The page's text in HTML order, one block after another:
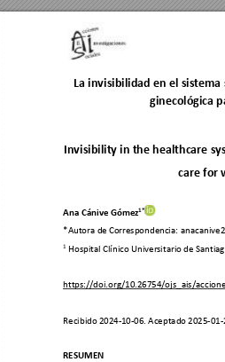
La invisibilidad en el sistema
ginecológica
Invisibility in the healthcare
care for
Ana Cánive Gómez1*
*Autora de Correspondencia:
1 Hospital Clínico Universitario de
https://doi.org/10.26754/ojs_ais/
Recibido 2024-10-06. Aceptado 2025-01 -
RESUMEN